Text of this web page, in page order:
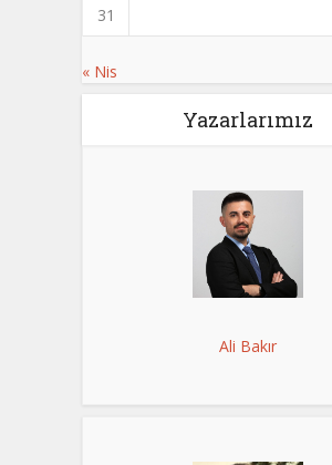
31
« Nis
Yazarlarımız
Ali Bakır